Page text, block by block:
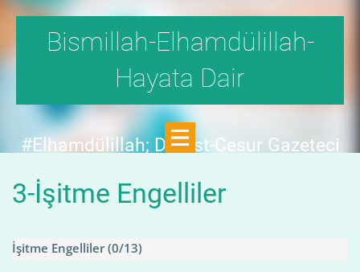
Bismillah-Elhamdülillah-
Hayata Dair
#Elhamdülillah; Dürüst-Cesur Gazeteci
Dergisi,fetö tehlikesini SAYFA SAYFA
KIPIRDATMADI!"DEDİ.
3-İşitme Engelliler
İşitme Engelliler(0/13)